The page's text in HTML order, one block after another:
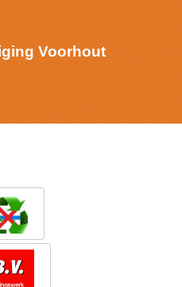
Voorhout